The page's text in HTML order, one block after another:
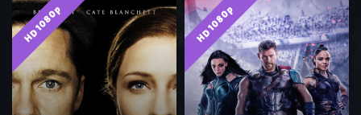
HD 1080p
HD 1080p